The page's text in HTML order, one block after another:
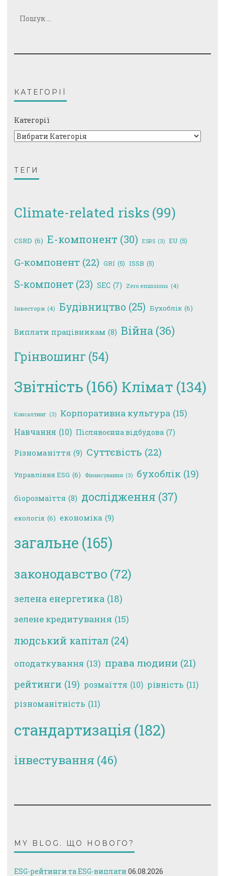
КАТЕГОРІЇ
Категорії
ТЕГИ
Climate-related risks (99)
CSRD (6) E-компонент (30) ESRS (3) EU (5)
G-компонент (22) GRI (5) ISSB (5)
S-компонет (23) SEC (7) Zero emissions (4)
Інвестори (4) Будівництво (25) Бухоблік (6)
Виплати працівникам (8) Війна (36)
Грінвошинг (54)
Звітність (166) Клімат (134)
Консалтинг (3) Корпоративна культура (15)
Навчання (10) Післявоєнна відбудова (7)
Різноманіття (9) Суттєвість (22)
Управління ESG (6) Фінансування (3) бухоблік (19)
біорозмаїття (8) дослідження (37)
екологія (6) економіка (9)
загальне (165)
законодавство (72)
зелена енергетика (18)
зелене кредитування (15)
людський капітал (24)
оподаткування (13) права людини (21)
рейтинги (19) розмаїття (10) рівність (11)
різноманітність (11)
стандартизація (182)
інвестування (46)
MY BLOG. ЩО НОВОГО?
ESG-рейтинги та ESG-виплати 06.08.2026